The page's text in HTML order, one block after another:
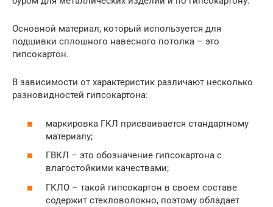
Основной материал, который используется для
подшивки сплошного навесного потолка – это
гипсокартон.
В зависимости от характеристик различают несколько
разновидностей гипсокартона:
маркировка ГКЛ присваивается стандартному
материалу;
ГВКЛ – это обозначение гипсокартона с
влагостойкими качествами;
ГКЛО – такой гипсокартон в своем составе
содержит стекловолокно, поэтому обладает